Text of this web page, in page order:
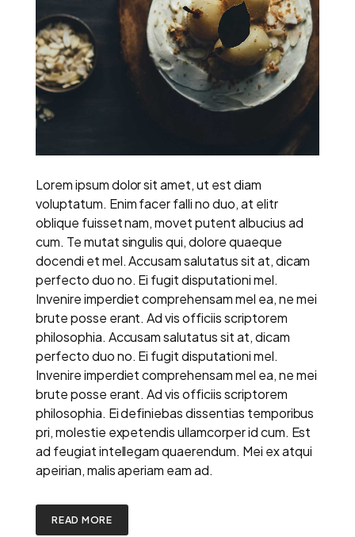
Lorem ipsum dolor sit amet, ut est diam
voluptatum. Enim facer falli no duo, at elitr
oblique fuisset nam, movet putent albucius ad
cum. Te mutat singulis qui, dolore quaeque
docendi et mel. Accusam salutatus sit at, dicam
perfecto duo no. Ei fugit disputationi mel.
Invenire imperdiet comprehensam mel ea, ne mei
brute posse erant. Ad vis officiis scriptorem
philosophia. Accusam salutatus sit at, dicam
perfecto duo no. Ei fugit disputationi mel.
Invenire imperdiet comprehensam mel ea, ne mei
brute posse erant. Ad vis officiis scriptorem
philosophia. Ei definiebas dissentias temporibus
pri, molestie expetendis ullamcorper id cum. Est
ad feugiat intellegam quaerendum. Mei ex atqui
apeirian, malis aperiam eam ad.
READ MORE